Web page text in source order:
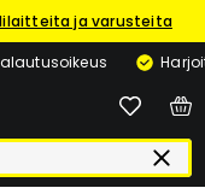
ja varusteita